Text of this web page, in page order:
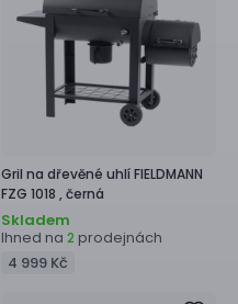
Gril na dřevěné uhlíFIELDMANN
FZG 1018 , černá
Skladem
Ihned na 2 prodejnách
4 999 Kč